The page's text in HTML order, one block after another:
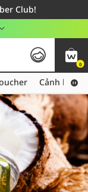
Club!
từ 249,000Đ
TP. Hồ Chí Minh
0
Cảnh báo
found